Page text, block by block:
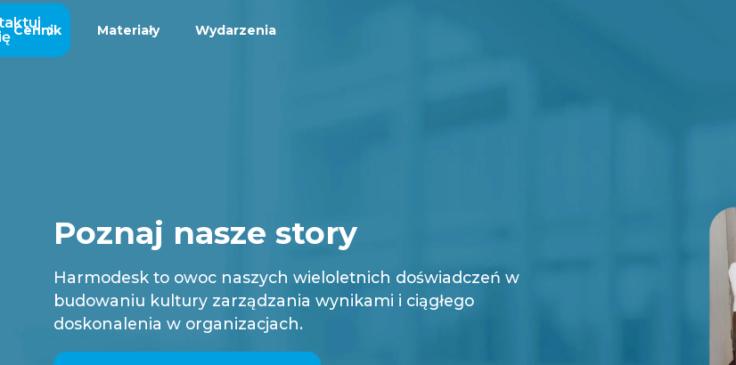
Cennik Materiały Wydarzenia
Poznaj nasze story
Harmodesk to owoc naszych wieloletnich doświadczeń w
budowaniu kultury zarządzania wynikami i ciągłego
doskonalenia w organizacjach.